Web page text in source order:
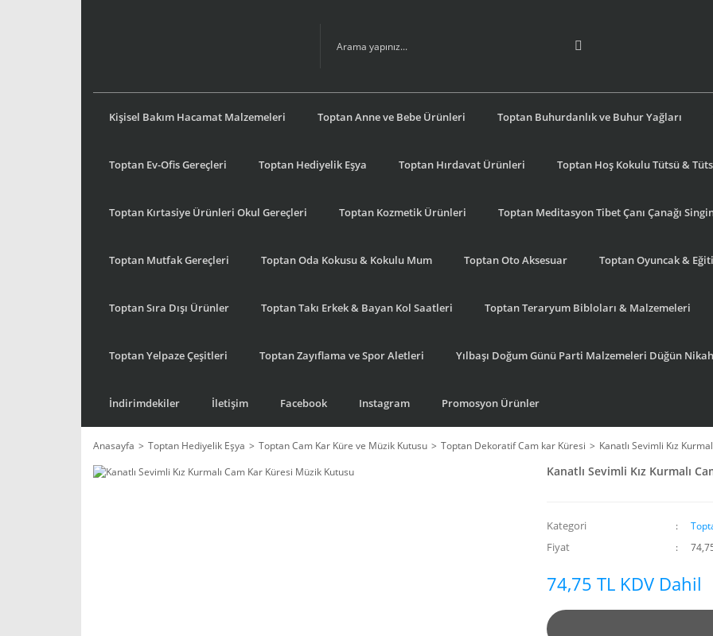
Kişisel Bakım Hacamat Malzemeleri Toptan Anne ve Bebe Ürünleri Toptan Buhurdanlık ve Buhur Yağları
Toptan Ev-Ofis Gereçleri Toptan Hediyelik Eşya Toptan Hırdavat Ürünleri Toptan Hoş Kokulu Tütsü &
Toptan Kırtasiye Ürünleri Okul Gereçleri Toptan Kozmetik Ürünleri Toptan Meditasyon Tibet Çanı Çanağı
Toptan Mutfak Gereçleri Toptan Oda Kokusu & Kokulu Mum Toptan Oto Aksesuar Toptan Oyuncak &
Toptan Sıra Dışı Ürünler Toptan Takı Erkek & Bayan Kol Saatleri Toptan Teraryum Bibloları & Malzemeleri
Toptan Yelpaze Çeşitleri Toptan Zayıflama ve Spor Aletleri Yılbaşı Doğum Günü Parti Malzemeleri Düğün
İndirimdekiler İletişim Facebook Instagram Promosyon Ürünler
Anasayfa Toptan Hediyelik Eşya Toptan Cam Kar Küre ve Müzik Kutusu Toptan Dekoratif Cam kar Küresi Kanatlı Sevimli Kız
Kanatlı Sevimli Kız Kurmalı
Kategori
Fiyat
74,75 TL KDV Dahil